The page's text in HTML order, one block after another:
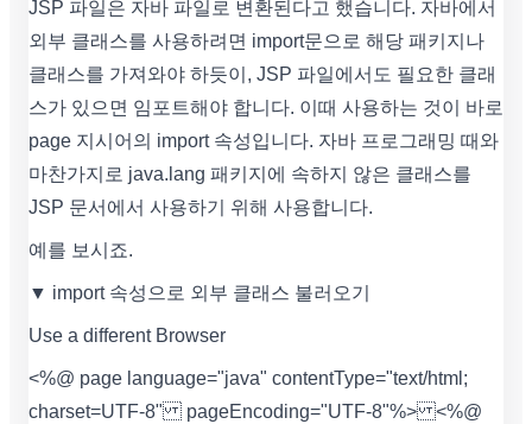
JSP 파일은 자바 파일로 변환된다고 했습니다. 자바에서
외부 클래스를 사용하려면 import문으로 해당 패키지나
클래스를 가져와야 하듯이, JSP 파일에서도 필요한 클래
스가 있으면 임포트해야 합니다. 이때 사용하는 것이 바로
page 지시어의 import 속성입니다. 자바 프로그래밍 때와
마찬가지로 java.lang 패키지에 속하지 않은 클래스를
JSP 문서에서 사용하기 위해 사용합니다.
예를 보시죠.
▼ import 속성으로 외부 클래스 불러오기
Use a different Browser
<%@ page language="java" contentType="text/html;
charset=UTF-8" pageEncoding="UTF-8"%> <%@